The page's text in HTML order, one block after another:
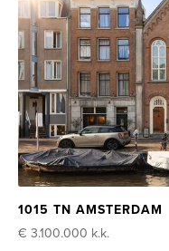
1015 TN AMSTERDAM
€ 3.100.000 k.k.